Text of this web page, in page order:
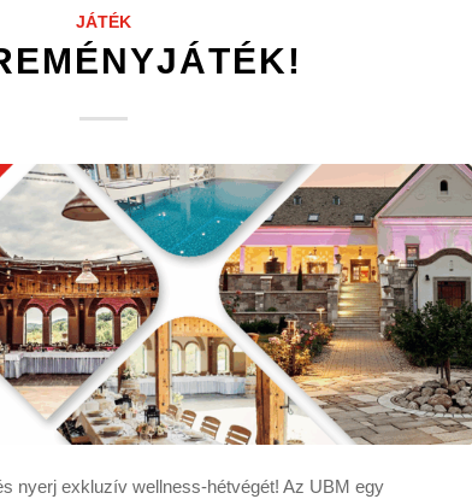
JÁTÉK
nyerj exkluzív wellness-hétvégét! Az UBM egy